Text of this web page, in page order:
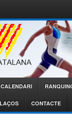
CALENDARI
CONTACTE